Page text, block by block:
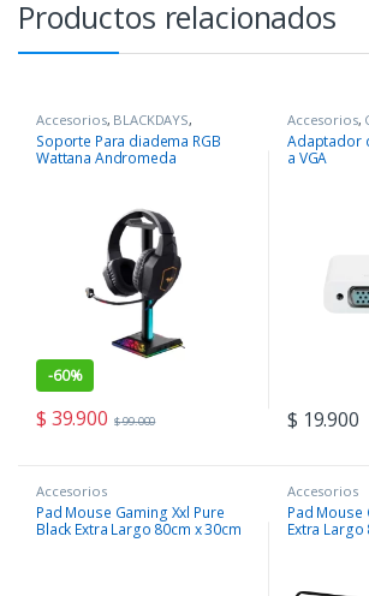
Productos relacionados
Accesorios, BLACKDAYS,
COMPONENTES , Periféricos
Soporte Para diadema RGB
Wattana Andromeda
-60%
$ 39.900 $99.000
Accesorios,
Adaptador
a VGA
$ 19.900
Accesorios
Pad Mouse Gaming Xxl Pure
Black Extra Largo 80cm x 30cm
Accesorios
Pad Mouse
Extra Largo